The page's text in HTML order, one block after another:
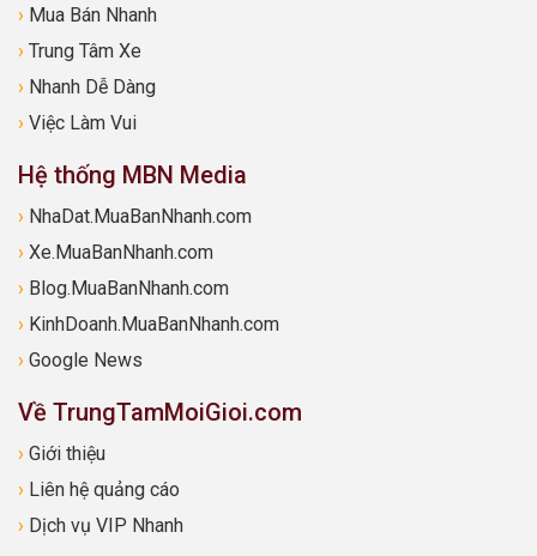
› Mua Bán Nhanh
› Trung Tâm Xe
› Nhanh Dễ Dàng
› Việc Làm Vui
Hệ thống MBN Media
› NhaDat.MuaBanNhanh.com
› Xe.MuaBanNhanh.com
› Blog.MuaBanNhanh.com
› KinhDoanh.MuaBanNhanh.com
› Google News
Về TrungTamMoiGioi.com
› Giới thiệu
› Liên hệ quảng cáo
› Dịch vụ VIP Nhanh